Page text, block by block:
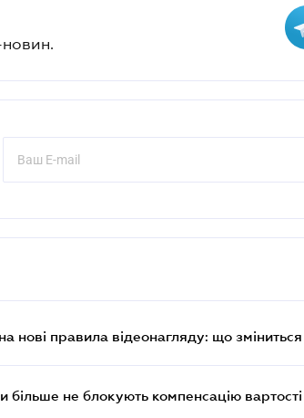
новин.
нові правила відеонагляду: що зміниться
не блокують компенсацію вартості